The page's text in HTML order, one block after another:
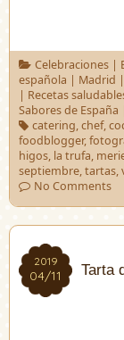
Celebraciones|
española | Madrid |
| Recetas
Sabores de España
catering,chef,
foodblogger,
higos, la trufa,
septiembre,tartas,
No Comments
2019
04/11
2019
04/11 Tarta